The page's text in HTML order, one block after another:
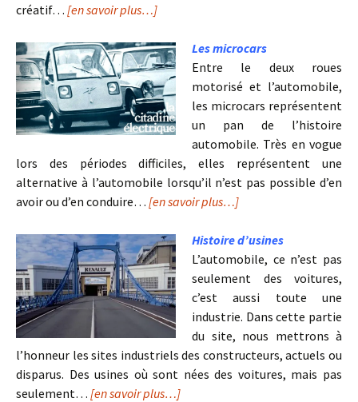
créatif… [en savoir plus…]
Les microcars
Entre le deux roues
motorisé et l’automobile,
les microcars représentent
un pan de l’histoire
automobile. Très en vogue
lors des périodes difficiles, elles représentent une
alternative à l’automobile lorsqu’il n’est pas possible d’en
avoir ou d’en conduire… [en savoir plus…]
Histoire d’usines
L’automobile, ce n’est pas
seulement des voitures,
c’est aussi toute une
industrie. Dans cette partie
du site, nous mettrons à
l’honneur les sites industriels des constructeurs, actuels ou
disparus. Des usines où sont nées des voitures, mais pas
seulement… [en savoir plus…]